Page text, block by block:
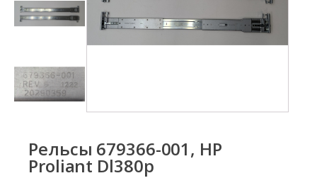
Рельсы 679366-001, HP
Proliant Dl380p